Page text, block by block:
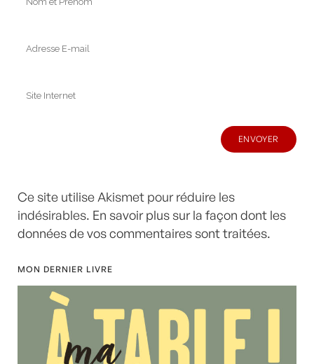
Ce site utilise Akismet pour réduire les
indésirables. En savoir plus sur la façon dont les
données de vos commentaires sont traitées.
MON DERNIER LIVRE